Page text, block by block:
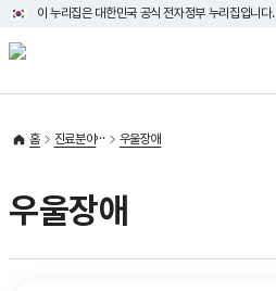
태극기
이 누리집은 대한민국 공식 전자정부 누리집입니다.
홈 진료분야 우울장애
우울장애